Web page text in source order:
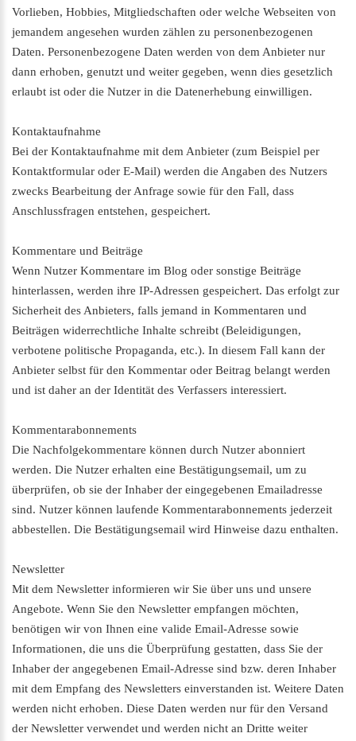
Vorlieben, Hobbies, Mitgliedschaften oder welche Webseiten von
jemandem angesehen wurden zählen zu personenbezogenen
Daten. Personenbezogene Daten werden von dem Anbieter nur
dann erhoben, genutzt und weiter gegeben, wenn dies gesetzlich
erlaubt ist oder die Nutzer in die Datenerhebung einwilligen.
Kontaktaufnahme
Bei der Kontaktaufnahme mit dem Anbieter (zum Beispiel per
Kontaktformular oder E-Mail) werden die Angaben des Nutzers
zwecks Bearbeitung der Anfrage sowie für den Fall, dass
Anschlussfragen entstehen, gespeichert.
Kommentare und Beiträge
Wenn Nutzer Kommentare im Blog oder sonstige Beiträge
hinterlassen, werden ihre IP-Adressen gespeichert. Das erfolgt zur
Sicherheit des Anbieters, falls jemand in Kommentaren und
Beiträgen widerrechtliche Inhalte schreibt (Beleidigungen,
verbotene politische Propaganda, etc.). In diesem Fall kann der
Anbieter selbst für den Kommentar oder Beitrag belangt werden
und ist daher an der Identität des Verfassers interessiert.
Kommentarabonnements
Die Nachfolgekommentare können durch Nutzer abonniert
werden. Die Nutzer erhalten eine Bestätigungsemail, um zu
überprüfen, ob sie der Inhaber der eingegebenen Emailadresse
sind. Nutzer können laufende Kommentarabonnements jederzeit
abbestellen. Die Bestätigungsemail wird Hinweise dazu enthalten.
Newsletter
Mit dem Newsletter informieren wir Sie über uns und unsere
Angebote. Wenn Sie den Newsletter empfangen möchten,
benötigen wir von Ihnen eine valide Email-Adresse sowie
Informationen, die uns die Überprüfung gestatten, dass Sie der
Inhaber der angegebenen Email-Adresse sind bzw. deren Inhaber
mit dem Empfang des Newsletters einverstanden ist. Weitere Daten
werden nicht erhoben. Diese Daten werden nur für den Versand
der Newsletter verwendet und werden nicht an Dritte weiter